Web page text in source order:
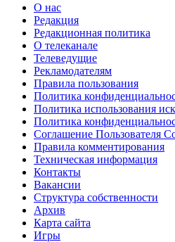
О нас
Редакция
Редакционная политика
О телеканале
Телеведущие
Рекламодателям
Правила пользования
Политика
Политика использования
Политика
Соглашение Пользователя
Правила комментирования
Техническая информация
Контакты
Вакансии
Структура собственности
Архив
Карта сайта
Игры